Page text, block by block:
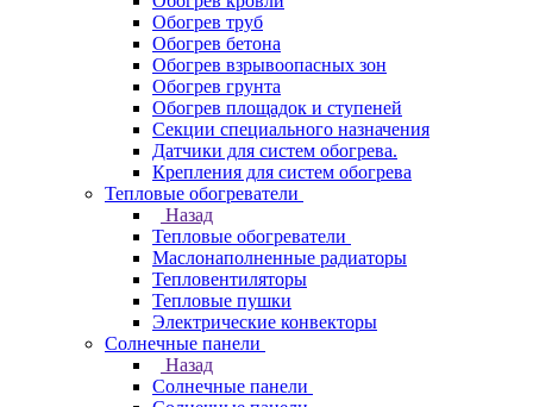
Обогрев труб
Обогрев бетона
Обогрев взрывоопасных зон
Обогрев грунта
Обогрев площадок и ступеней
Секции специального назначения
Датчики для систем обогрева.
Крепления для систем обогрева
Тепловые обогреватели
Назад
Тепловые обогреватели
Маслонаполненные радиаторы
Тепловентиляторы
Тепловые пушки
Электрические конвекторы
Солнечные панели
Назад
Солнечные панели